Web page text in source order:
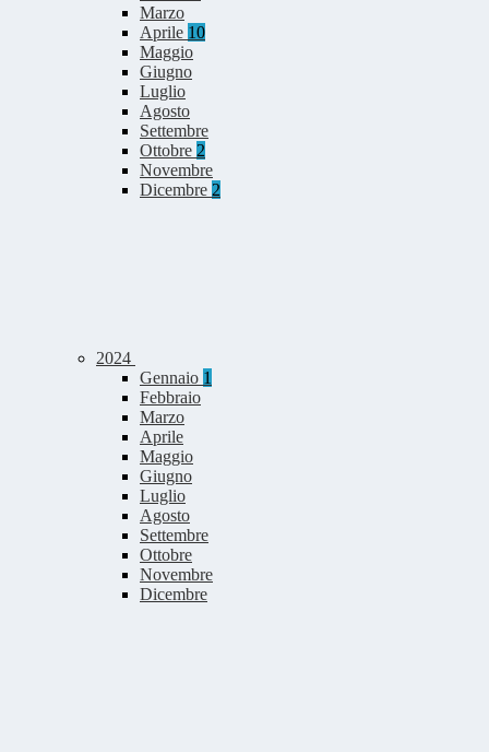
Marzo
Aprile 10
Maggio
Giugno
Luglio
Agosto
Settembre
Ottobre 2
Novembre
Dicembre 2
2024
Gennaio 1
Febbraio
Marzo
Aprile
Maggio
Giugno
Luglio
Agosto
Settembre
Ottobre
Novembre
Dicembre